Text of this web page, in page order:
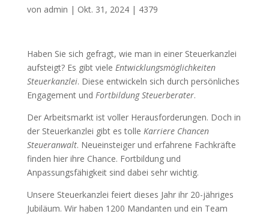
von admin | Okt. 31, 2024| 4379
Haben Sie sich gefragt, wie man in einer Steuerkanzlei
aufsteigt? Es gibt viele Entwicklungsmöglichkeiten
Steuerkanzlei. Diese entwickeln sich durch persönliches
Engagement und Fortbildung Steuerberater.
Der Arbeitsmarkt ist voller Herausforderungen. Doch in
der Steuerkanzlei gibt es tolle Karriere Chancen
Steueranwalt. Neueinsteiger und erfahrene Fachkräfte
finden hier ihre Chance. Fortbildung und
Anpassungsfähigkeit sind dabei sehr wichtig.
Unsere Steuerkanzlei feiert dieses Jahr ihr 20-jähriges
Jubiläum. Wir haben 1200 Mandanten und ein Team